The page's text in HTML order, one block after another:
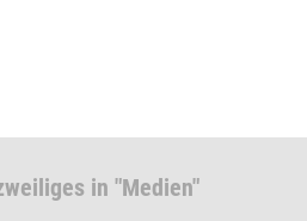
in "Medien"